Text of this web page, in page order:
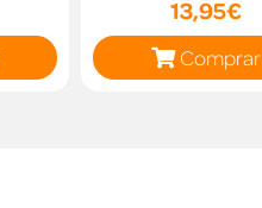
13,95€
Comprar